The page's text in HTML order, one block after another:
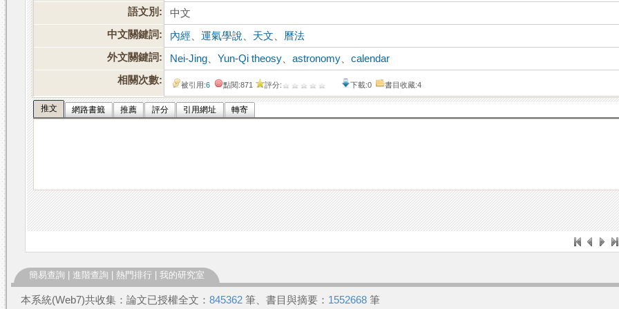
語文別:
中文
中文關鍵詞:
內經 、運氣學說 天文
曆法
外文關鍵詞:
Nei-Jing 、Yun-Qi theosy 、astronomy 、calendar
相關次數:
被引用:6 點閱:871 評分: 下載:0 書目收藏:4
推文 網路書籤 推薦 評分 引用網址 轉寄
簡易查詢 進階查詢 熱門排行 我的研究室
本系統(Web7)共收集：論文已授權全文： 845362 筆、書目與摘要： 1552668 筆